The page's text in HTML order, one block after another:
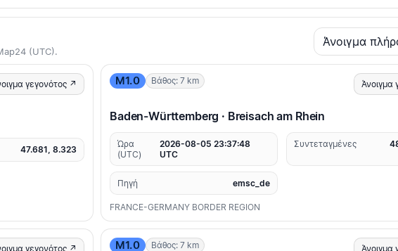
(UTC).
Άνοιγμα
γεγονότος ↗
47.681, 8.323
M1.0 Βάθος: 7 km Άνοιγμα
Baden-Württemberg · Breisach am Rhein
Ώρα
(UTC)
2026-08-05 23:37:48
UTC
Συντεταγμένες
Πηγή emsc_de
FRANCE-GERMANY BORDER REGION
γεγονότος ↗ M1.0 Βάθος: 7 km Άνοιγμα